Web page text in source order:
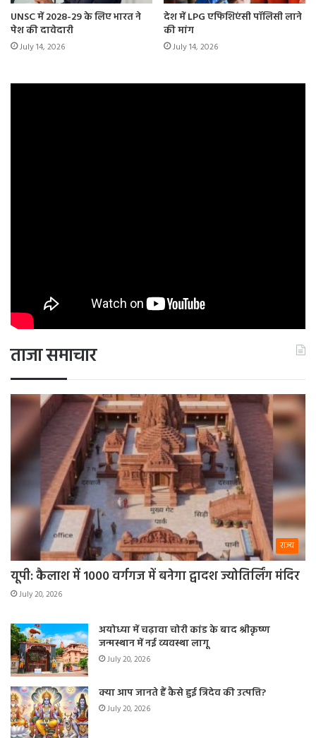
UNSC में 2028-29 के लिए भारत ने
पेश की दावेदारी
July 14, 2026
देश में LPG एफिशिएंसी पॉलिसी लाने
की मांग
July 14, 2026
ताजा समाचार
राज्य
यूपी: कैलाश में 1000 वर्गगज में बनेगा द्वादश ज्योतिर्लिंग मंदिर
July 20, 2026
अयोध्या में चढ़ावा चोरी कांड के बाद श्रीकृष्ण
जन्मस्थान में नई व्यवस्था लागू
July 20, 2026
क्या आप जानते हैं कैसे हुई त्रिदेव की उत्पत्ति?
July 20, 2026